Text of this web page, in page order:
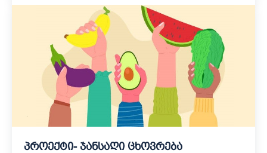
პროექტი- ჯანსაღი ცხოვრება